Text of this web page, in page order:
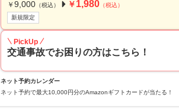
￥ 9,000 （税込） ￥1,980 （税込）
新規限定
PickUp
交通事故でお困りの方はこちら！
ネット予約カレンダー
ネット予約で最大10,000円分のAmazonギフトカードが当たる！